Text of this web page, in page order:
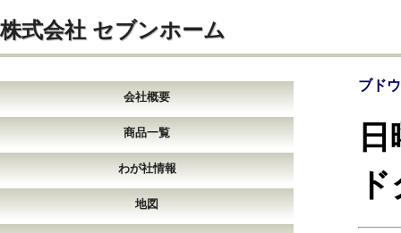
株式会社 セブンホーム
会社概要
商品一覧
わが社情報
地図
ブド